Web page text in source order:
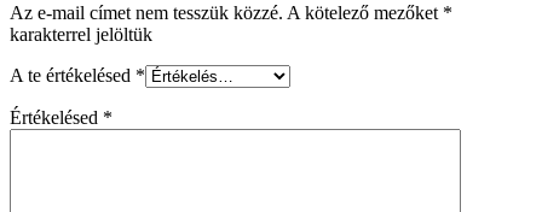
Az e-mail címet nem tesszük közzé. A kötelező mezőket *
karakterrel jelöltük
A te értékelésed *
Értékelésed *